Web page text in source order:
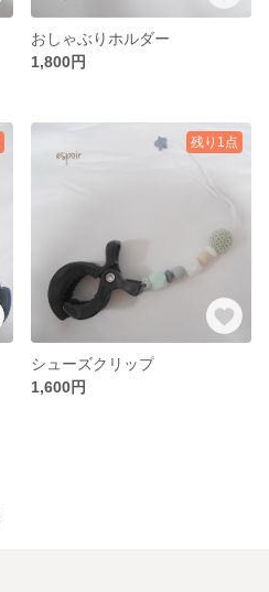
おしゃぶりホルダー
1,800円
残り1点
シューズクリップ
1,600円